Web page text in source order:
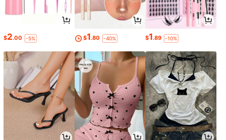
$2.00 -5% $1.80 -40% $1.89 -10%